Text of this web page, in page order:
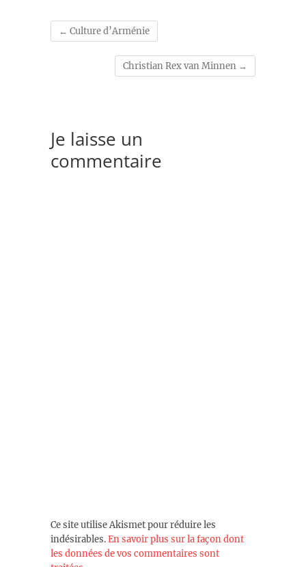
← Culture d’Arménie
Christian Rex van Minnen →
Je laisse un
commentaire
Ce site utilise Akismet pour réduire les
indésirables.En savoir plus sur la façon dont
les données de vos commentaires sont